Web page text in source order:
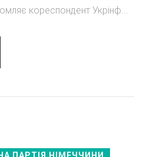
кореспондент Укрінф...
ПАРТІЯ НІМЕЧЧИНИ